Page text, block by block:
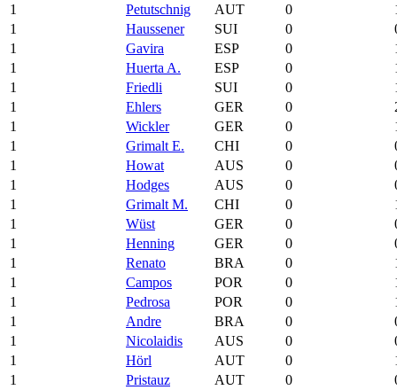
1
Petutschnig AUT 0
1
Haussener SUI 0
1
Gavira ESP 0
1
Huerta A. ESP 0
1
Friedli SUI 0
1
Ehlers GER 0
1
Wickler GER 0
1
Grimalt E. CHI 0
1
Howat AUS 0
1
Hodges AUS 0
1
Grimalt M. CHI 0
1
Wüst GER 0
1
Henning GER 0
1
Renato BRA 0
1
Campos POR 0
1
Pedrosa POR 0
1
Andre BRA 0
1
Nicolaidis AUS 0
1
Hörl AUT 0
1
Pristauz AUT 0